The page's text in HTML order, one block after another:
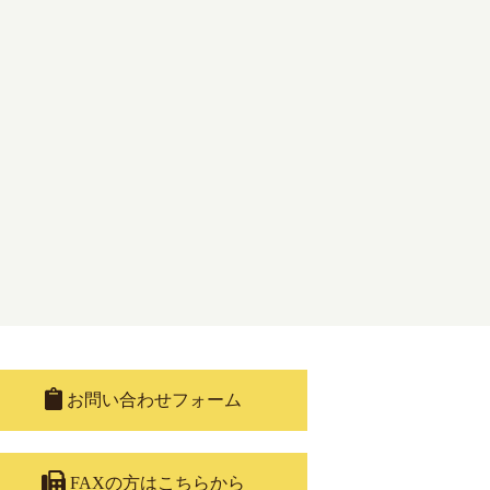
お問い合わせフォーム
FAXの方はこちらから